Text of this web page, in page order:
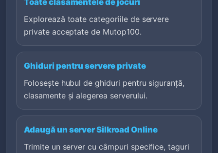
Explorează toate categoriile de servere
private acceptate de Mutop100.
Ghiduri pentru servere private
Folosește hubul de ghiduri pentru siguranță,
clasamente și alegerea serverului.
Adaugă un server Silkroad Online
Trimite un server cu câmpuri specifice, taguri